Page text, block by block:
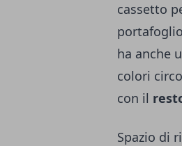
cassetto
ha anche
colori
con il
Spazio di